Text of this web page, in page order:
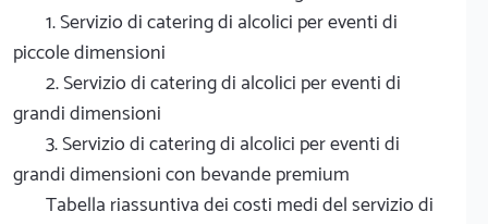
1. Servizio di catering di alcolici per eventi di
piccole dimensioni
2. Servizio di catering di alcolici per eventi di
grandi dimensioni
3. Servizio di catering di alcolici per eventi di
grandi dimensioni con bevande premium
Tabella riassuntiva dei costi medi del servizio di